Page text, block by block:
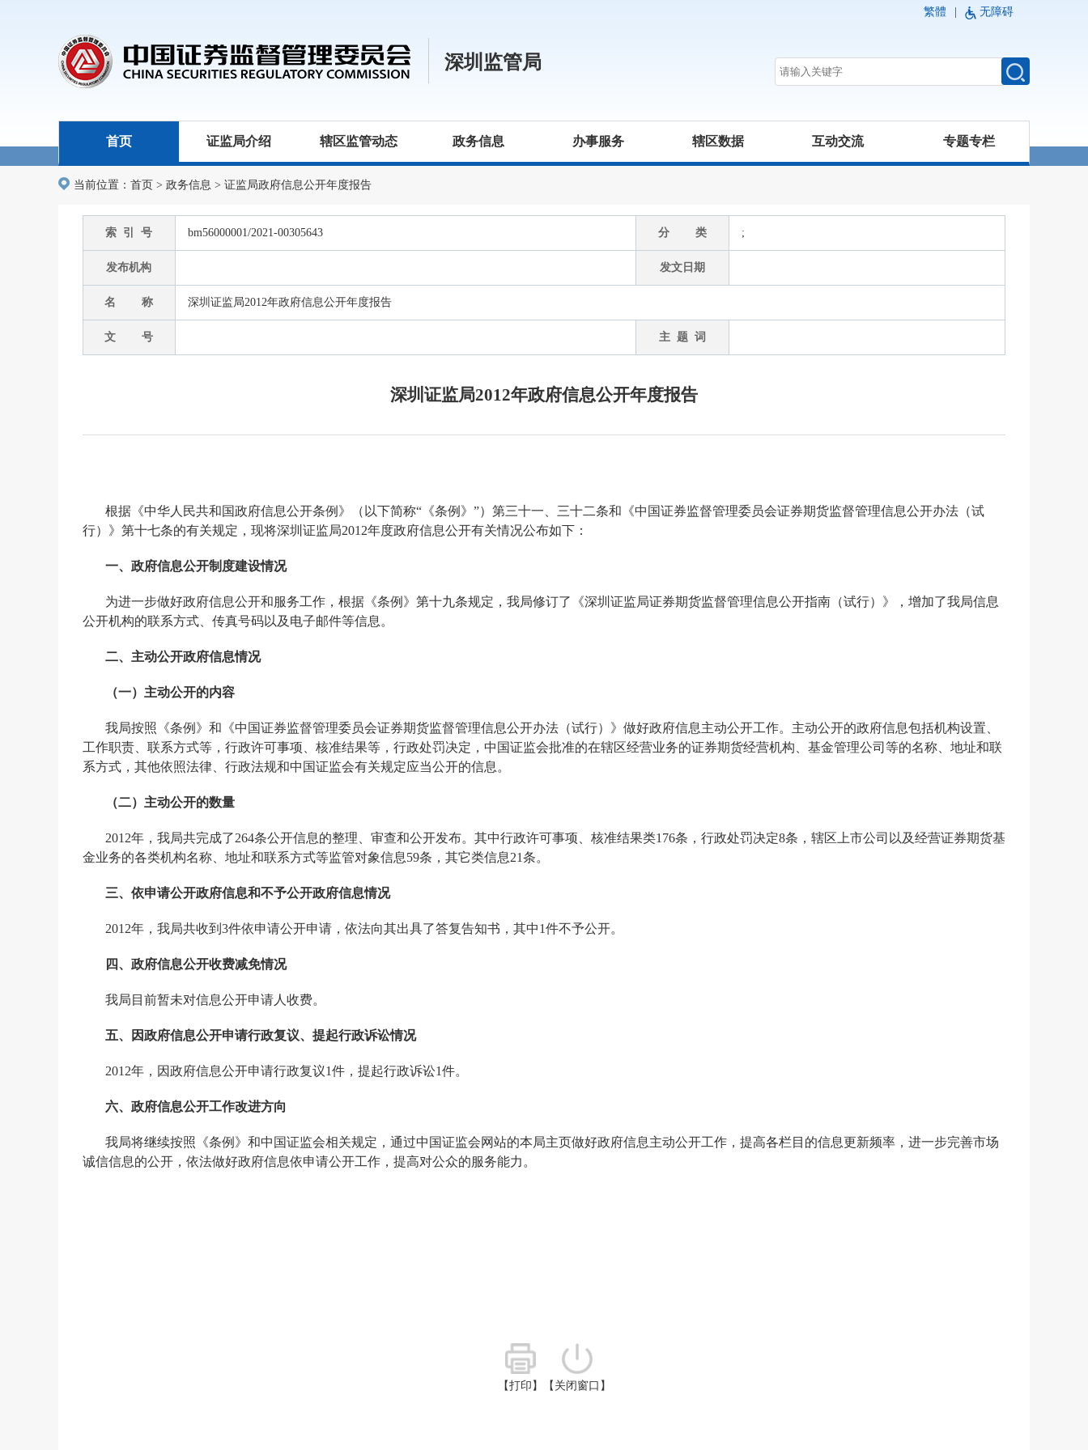
繁體 无障碍
深圳监管局
首页 证监局介绍 辖区监管动态 政务信息 办事服务 辖区数据 互动交流 专题专栏
当前位置： 首页 > 政务信息 > 证监局政府信息公开年度报告
索 引 号 bm56000001/2021-00305643 分 类 ;
发布机构 发文日期
名 称 深圳证监局2012年政府信息公开年度报告
文 号 主 题 词
深圳证监局2012年政府信息公开年度报告
根据《中华人民共和国政府信息公开条例》（以下简称“《条例》”）第三十一、三十二条和《中国证券监督管理委员会证券期货监督管理信息公开办法（试
行）》第十七条的有关规定，现将深圳证监局2012年度政府信息公开有关情况公布如下：
一、政府信息公开制度建设情况
为进一步做好政府信息公开和服务工作，根据《条例》第十九条规定，我局修订了《深圳证监局证券期货监督管理信息公开指南（试行）》，增加了我局信息
公开机构的联系方式、传真号码以及电子邮件等信息。
二、主动公开政府信息情况
（一）主动公开的内容
我局按照《条例》和《中国证券监督管理委员会证券期货监督管理信息公开办法（试行）》做好政府信息主动公开工作。主动公开的政府信息包括机构设置、
工作职责、联系方式等，行政许可事项、核准结果等，行政处罚决定，中国证监会批准的在辖区经营业务的证券期货经营机构、基金管理公司等的名称、地址和联
系方式，其他依照法律、行政法规和中国证监会有关规定应当公开的信息。
（二）主动公开的数量
2012年，我局共完成了264条公开信息的整理、审查和公开发布。其中行政许可事项、核准结果类176条，行政处罚决定8条，辖区上市公司以及经营证券期货基
金业务的各类机构名称、地址和联系方式等监管对象信息59条，其它类信息21条。
三、依申请公开政府信息和不予公开政府信息情况
2012年，我局共收到 3件依申请公开申请，依法向其出具了答复告知书，其中1件不予公开。
四、政府信息公开收费减免情况
我局目前暂未对信息公开申请人收费。
五、因政府信息公开申请行政复议、提起行政诉讼情况
2012年，因政府信息公开申请行政复议1件，提起行政诉讼1件。
六、政府信息公开工作改进方向
我局将继续按照《条例》和中国证监会相关规定，通过中国证监会网站的本局主页做好政府信息主动公开工作，提高各栏目的信息更新频率，进一步完善市场
诚信信息的公开，依法做好政府信息依申请公开工作，提高对公众的服务能力。
【打印】 【关闭窗口】